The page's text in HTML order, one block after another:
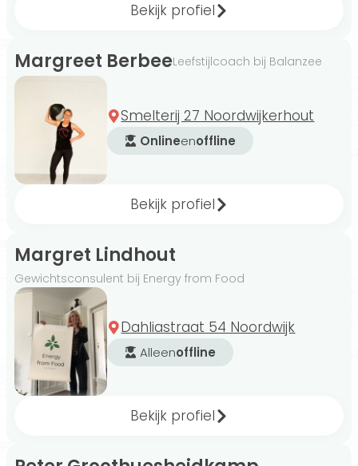
Bekijk profiel
Margreet BerbeeLeefstijlcoach bij Balanzee
Smelterij 27 Noordwijkerhout
Onlineenoffline
Bekijk profiel
Margret Lindhout
Gewichtsconsulent bij Energy from Food
Dahliastraat 54 Noordwijk
Alleenoffline
Bekijk profiel